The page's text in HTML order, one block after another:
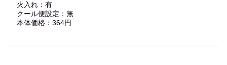
火入れ：有
クール便設定：無
本体価格：364円